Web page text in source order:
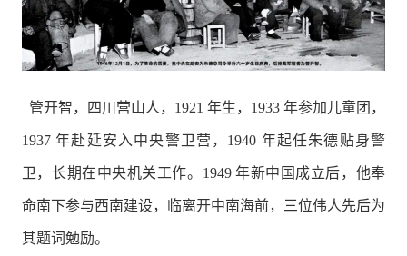
管开智，四川营山人，1921 年生，1933 年参加儿童团，
1937 年赴延安入中央警卫营，1940 年起任朱德贴身警
卫，长期在中央机关工作。1949 年新中国成立后，他奉
命南下参与西南建设，临离开中南海前，三位伟人先后为
其题词勉励。